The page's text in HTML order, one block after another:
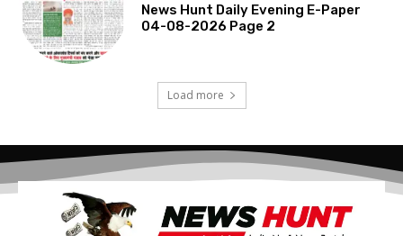
News Hunt Daily Evening E-Paper
04-08-2026 Page 2
Load more